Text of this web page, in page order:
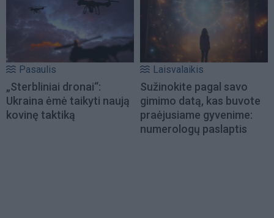
Pasaulis
„Sterbliniai dronai“:
Ukraina ėmė taikyti naują
kovinę taktiką
Laisvalaikis
Sužinokite pagal savo
gimimo datą, kas buvote
praėjusiame gyvenime:
numerologų paslaptis